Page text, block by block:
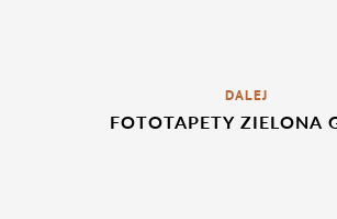
DALEJ
FOTOTAPETY ZIELONA